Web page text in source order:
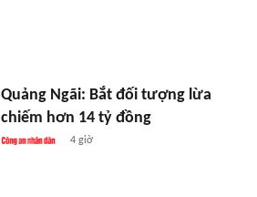
Quảng Ngãi: Bắt đối tượng lừa
chiếm hơn 14 tỷ đồng
4 giờ